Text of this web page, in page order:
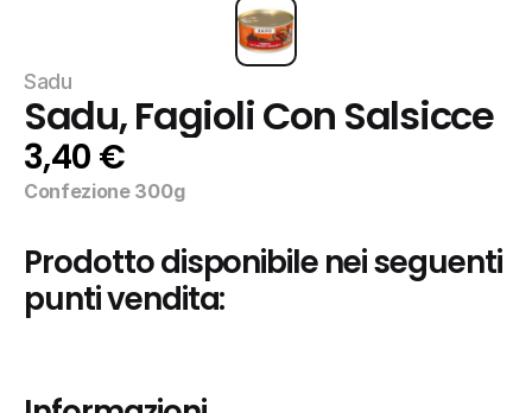
Sadu
Sadu, Fagioli Con Salsicce
3,40 €
Confezione 300g
Prodotto disponibile nei seguenti
punti vendita: